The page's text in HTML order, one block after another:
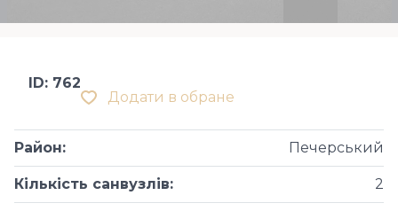
Додати в обране
ID: 762
Район: Печерський
Кількість санвузлів: 2